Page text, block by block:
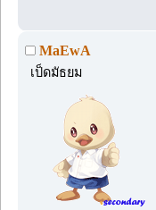
MaEwA
เป็ดมัธยม